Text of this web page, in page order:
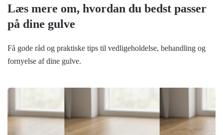
Læs mere om, hvordan du bedst passer
på dine gulve
Få gode råd og praktiske tips til vedligeholdelse, behandling og
fornyelse af dine gulve.